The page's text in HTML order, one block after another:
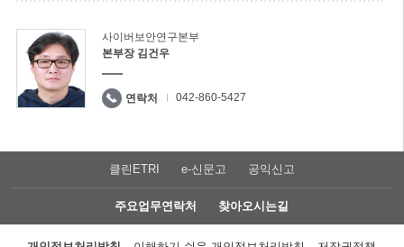
사이버보안연구본부
본부장 김건우
연락처 042-860-5427
클린ETRI e-신문고 공익신고
주요업무연락처 찾아오시는길